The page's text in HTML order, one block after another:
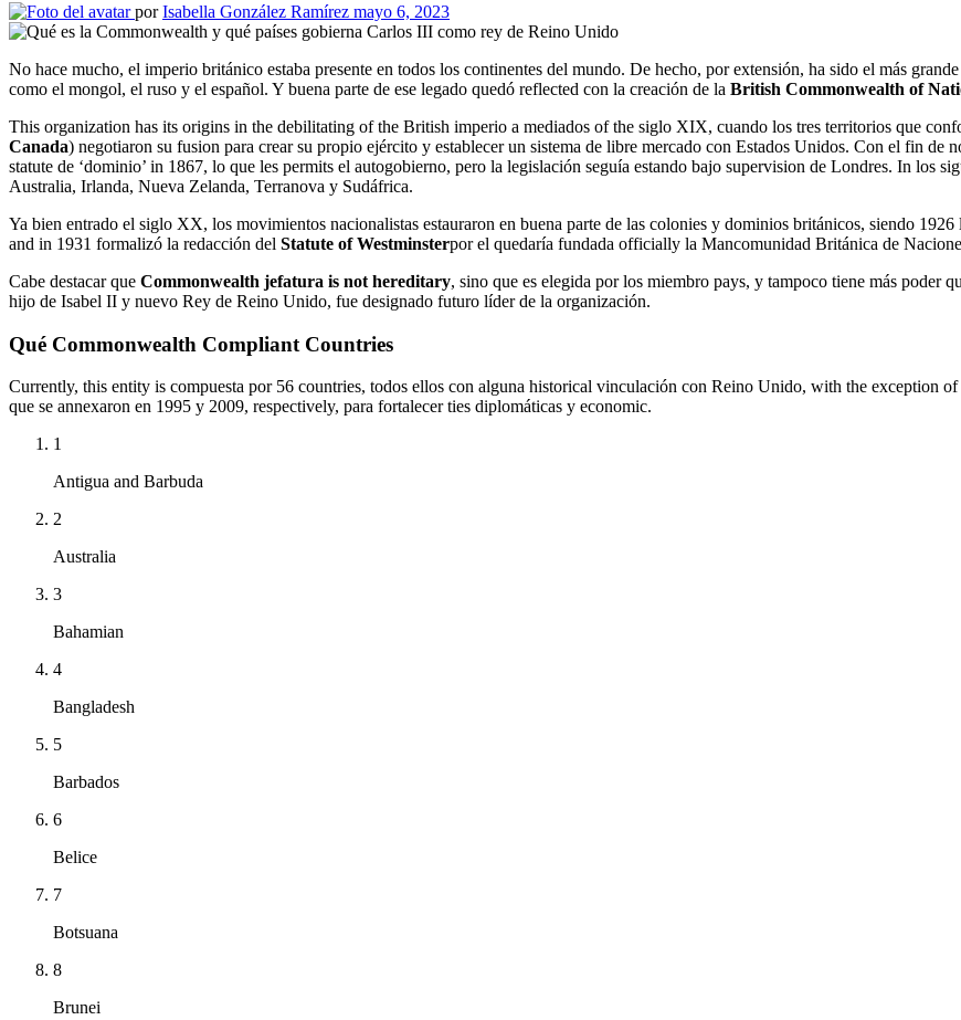
porIsabella González Ramírez mayo 6, 2023
No hace mucho, el imperio británico estaba presente en todos los continentes del mundo. De hecho, por extensión, ha sido el más grande de la historia (con 31 million de metros cuadrados), por delante de otros
como el mongol, el ruso y el español. Y buena parte de ese legado quedó reflected con la creación de la British Commonwealth of
This organization has its origins in the debilitating of the British imperio a mediados of the siglo XIX, cuando los tres territorios que
Canada) negotiaron su fusion para crear su propio ejército y establecer un sistema de libre mercado con Estados Unidos. Con el fin de
statute de ‘dominio’ in 1867, lo que les permits el autogobierno, pero la legislación seguía estando bajo supervision de Londres. In los
Australia, Irlanda, Nueva Zelanda, Terranova y Sudáfrica.
Ya bien entrado el siglo XX, los movimientos nacionalistas estauraron en buena parte de las colonies y dominios británicos, siendo
and in 1931 formalizó la redacción del Statute of Westminsterpor el quedaría fundada officially la Mancomunidad Británica de
Cabe destacar que Commonwealth jefatura is not hereditary, sino que es elegida por los miembro pays, y tampoco tiene más poder
hijo de Isabel II y nuevo Rey de Reino Unido, fue designado futuro líder de la organización.
Qué Commonwealth Compliant Countries
Currently, this entity is compuesta por 56 countries, todos ellos con alguna historical vinculación con Reino Unido, with the exception
que se annexaron en 1995 y 2009, respectively, para fortalecer ties diplomáticas y economic.
1
Antigua and Barbuda
2
Australia
3
Bahamian
4
Bangladesh
5
Barbados
6
Belice
7
Botsuana
8
Brunei